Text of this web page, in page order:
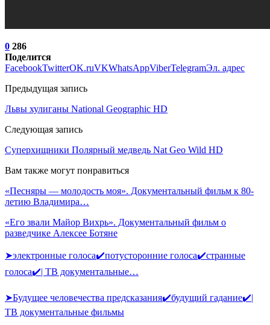
0 286
Поделится
FacebookTwitterOK.ruVKWhatsAppViberTelegramЭл. адрес
Предыдущая запись
Львы хулиганы National Geographic HD
Следующая запись
Суперхищники Полярный медведь Nat Geo Wild HD
Вам также могут понравиться
«Песняры — молодость моя». Документальный фильм к 80-
летию Владимира…
«Его звали Майор Вихрь». Документальный фильм о
разведчике Алексее Ботяне
➤электронные голоса✔️потусторонние голоса✔️странные
голоса✔️| ТВ документальные…
➤Будущее человечества предсказания✔️будущий гадание✔️|
ТВ документальные фильмы